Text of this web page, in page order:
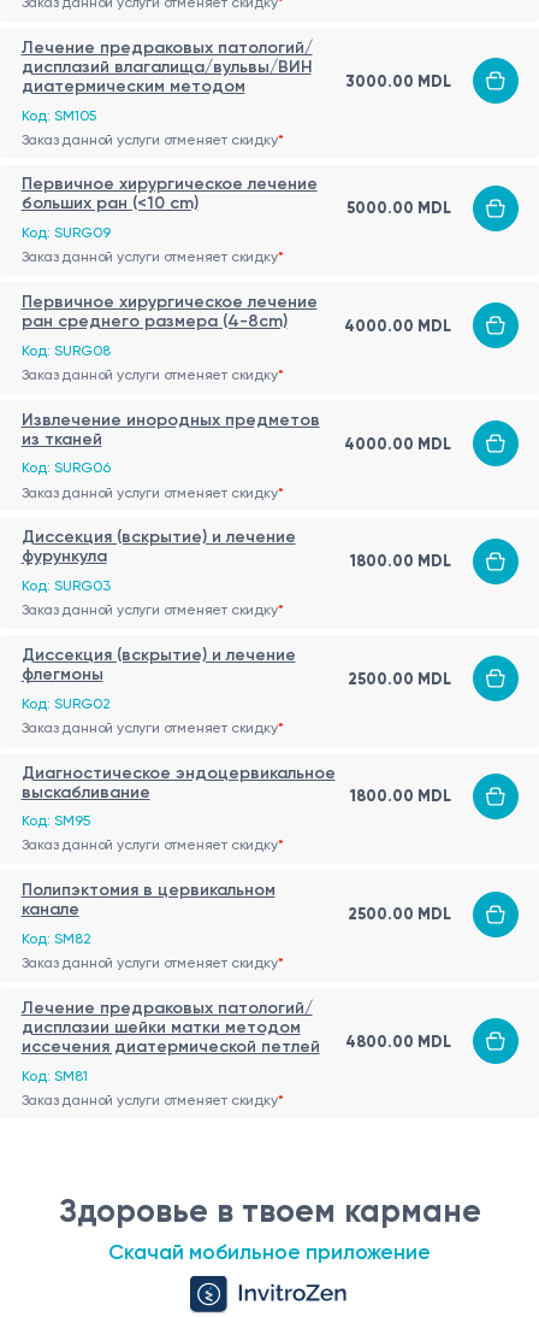
Лечение предраковых патологий/
дисплазий влагалища/вульвы/ВИН
диатермическим методом
Код: SM105
3000.00 MDL
Заказ данной услуги отменяет скидку*
Первичное хирургическое лечение
больших ран (<10 cm)
Код: SURG09
5000.00 MDL
Заказ данной услуги отменяет скидку*
Первичное хирургическое лечение
ран среднего размера (4-8cm)
Код: SURG08
4000.00 MDL
Заказ данной услуги отменяет скидку*
Извлечение инородных предметов
из тканей
Код: SURG06
4000.00 MDL
Заказ данной услуги отменяет скидку*
Диссекция (вскрытие) и лечение
фурункула
Код: SURG03
1800.00 MDL
Заказ данной услуги отменяет скидку*
Диссекция (вскрытие) и лечение
флегмоны
Код: SURG02
2500.00 MDL
Заказ данной услуги отменяет скидку*
Диагностическое эндоцервикальное
выскабливание
Код: SM95
1800.00 MDL
Заказ данной услуги отменяет скидку*
Полипэктомия в цервикальном
канале
Код: SM82
2500.00 MDL
Заказ данной услуги отменяет скидку*
Лечение предраковых патологий/
дисплазии шейки матки методом
иссечения диатермической петлей
Код: SM81
4800.00 MDL
Заказ данной услуги отменяет скидку*
Здоровье в твоем кармане
Скачай мобильное приложение